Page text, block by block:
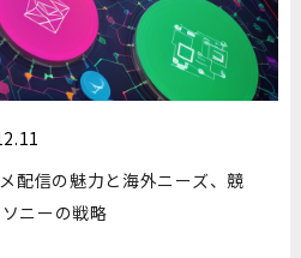
信の魅力と海外ニーズ、競
ニーの戦略